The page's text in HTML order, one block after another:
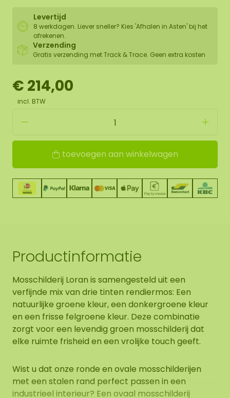
Levertijd
8 werkdagen. Liever sneller? Kies 'Afhalen in Asten' bij het
afrekenen.
Verzending
Gratis verzending met Track & Trace. Geen extra kosten
€ 214,00
incl. BTW
toevoegen aan winkelwagen
Productinformatie
Mosschilderij Loran is samengesteld uit een
verfijnde mix van drie tinten rendiermos: Een
natuurlijke groene kleur, een donkergroene kleur
en een frisse felgroene kleur. Deze combinatie
zorgt voor een levendig groen mosschilderij dat
elke ruimte frisheid en een vrolijke touch geeft.
Wist u dat onze ronde en ovale mosschilderijen
met een stalen rand perfect passen in een
industrieel interieur? Een ovaal mosschilderij